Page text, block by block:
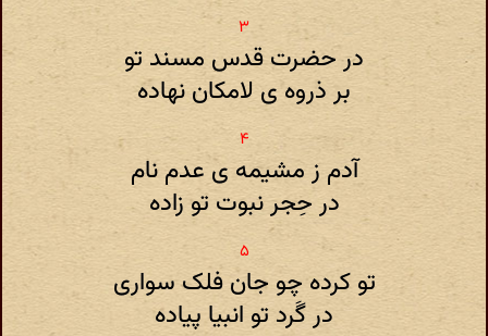
در حضرت قدس مسند تو
بر ذروه ی لامکان نهاده
آدم ز مشیمه ی عدم نام
در حِجر نبوت تو زاده
تو کرده چو جان فلک سواری
در گَرد تو انبیا پیاده